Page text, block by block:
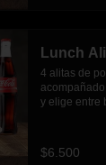
Lunch
4 alitas de
y elige entre
$6.500